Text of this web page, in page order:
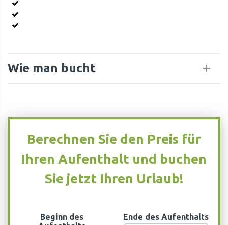
Wie man bucht
Berechnen Sie den Preis für
Ihren Aufenthalt und buchen
Sie jetzt Ihren Urlaub!
Beginn des
Ende des Aufenthalts